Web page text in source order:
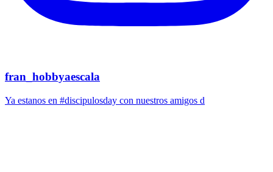
fran_hobbyaescala
Ya estanos en #discipulosday con nuestros amigos d